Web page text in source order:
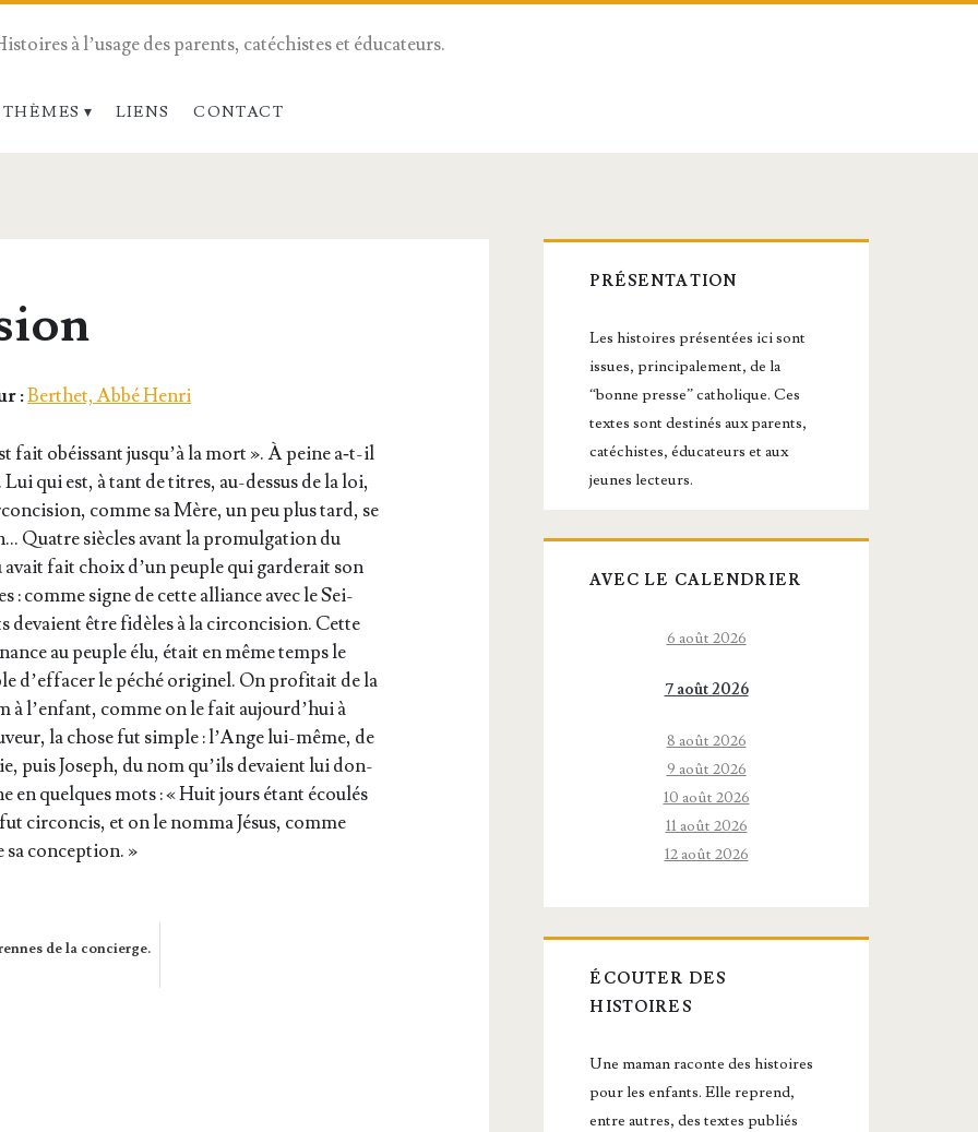
à l’usage des parents, catéchistes et éducateurs.
LIENS CONTACT
:Berthet, Abbé Henri
fait obéis­sant jus­qu’à la mort ». À peine a‑t-il
qui est, à tant de titres, au-des­sus de la loi,
comme sa Mère, un peu plus tard, se
Quatre siècles avant la pro­mul­ga­tion du
fait choix d’un peuple qui gar­de­rait son
: comme signe de cette alliance avec le Sei­
devaient être fidèles à la cir­con­ci­sion. Cette
au peuple élu, était en même temps le
d’ef­fa­cer le péché ori­gi­nel. On pro­fi­tait de la
l’en­fant, comme on le fait aujourd’­hui à
la chose fut simple : l’Ange lui-même, de
puis Joseph, du nom qu’ils devaient lui don­
en quelques mots : « Huit jours étant écou­lés
cir­con­cis, et on le nom­ma Jésus, comme
sa conception. »
de la concierge.
Barre
latérale
principale
PRÉSENTATION
Les histoires présentées ici sont
issues, principalement, de la
“bonne presse” catholique. Ces
textes sont destinés aux parents,
catéchistes, éducateurs et aux
jeunes lecteurs.
AVEC LE CALENDRIER
6 août 2026
7 août 2026
8 août 2026
9 août 2026
10 août 2026
11 août 2026
12 août 2026
ÉCOUTER DES
HISTOIRES
Une maman raconte des histoires
pour les enfants. Elle reprend,
entre autres, des textes publiés